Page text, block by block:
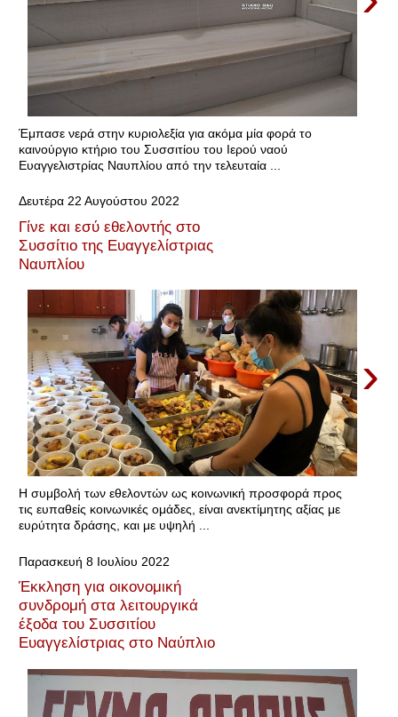
Έμπασε νερά στην κυριολεξία για ακόμα μία φορά το
καινούργιο κτήριο του Συσσιτίου του Ιερού ναού
Ευαγγελιστρίας Ναυπλίου από την τελευταία ...
Δευτέρα 22 Αυγούστου 2022
Γίνε και εσύ εθελοντής στο
Συσσίτιο της Ευαγγελίστριας
Ναυπλίου
›
Η συμβολή των εθελοντών ως κοινωνική προσφορά προς
τις ευπαθείς κοινωνικές ομάδες, είναι ανεκτίμητης αξίας με
ευρύτητα δράσης, και με υψηλή ...
Παρασκευή 8 Ιουλίου 2022
Έκκληση για οικονομική
συνδρομή στα λειτουργικά
έξοδα του Συσσιτίου
Ευαγγελίστριας στο Ναύπλιο